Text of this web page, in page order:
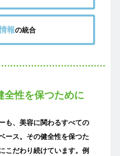
報の統合
全性を保つために
も、美容に関わるすべての
ース。その健全性を保つた
こだわり続けています。例